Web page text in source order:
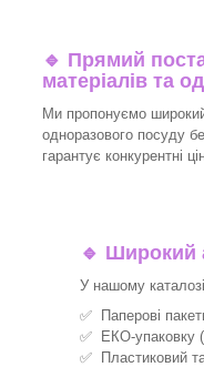
🔹 Прямий
матеріалів та
Ми пропонуємо
одноразового посуду
гарантує конкурентні
🔹 Широкий
У нашому
✅ Паперові
✅ ЕКО-упаковку
✅ Пластиковий